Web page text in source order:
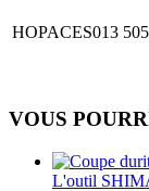
HOPACES013
VOUS
L'outil